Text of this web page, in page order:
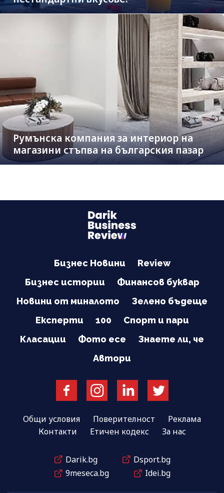
Румънска компания за интериор на
магазини стъпва на българския пазар
Бизнес Новини
Review
Бизнес истории
Финансов буквар
Новини от миналото
Зелено бъдеще
Експерти
100
Спорт и пари
Класации
Фото есе
Знаете ли, че
Автори
Общи условия Поверителност
Реклама
Контакти
Етичен кодекс За нас
Darik.bg
Dsport.bg
9meseca.bg
Idei.bg